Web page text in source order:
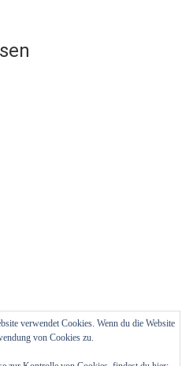
verwendet Cookies. Wenn du die Website
von Cookies zu.